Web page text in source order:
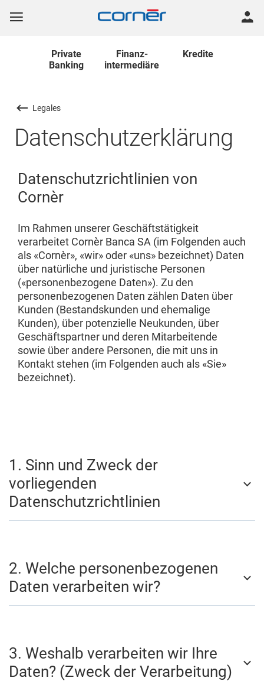
Private
Banking
Finanz-
intermediäre
Kredite
Legales
Datenschutzerklärung
Datenschutzrichtlinien von
Cornèr
Im Rahmen unserer Geschäftstätigkeit
verarbeitet Cornèr Banca SA (im Folgenden auch
als «Cornèr», «wir» oder «uns» bezeichnet) Daten
über natürliche und juristische Personen
(«personenbezogene Daten»). Zu den
personenbezogenen Daten zählen Daten über
Kunden (Bestandskunden und ehemalige
Kunden), über potenzielle Neukunden, über
Geschäftspartner und deren Mitarbeitende
sowie über andere Personen, die mit uns in
Kontakt stehen (im Folgenden auch als «Sie»
bezeichnet).
1. Sinn und Zweck der
vorliegenden
Datenschutzrichtlinien
2. Welche personenbezogenen
Daten verarbeiten wir?
3. Weshalb verarbeiten wir Ihre
Daten? (Zweck der Verarbeitung)